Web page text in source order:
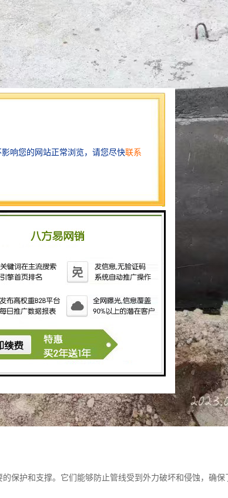
保护和支撑。它们能够防止管线受到外力破坏和侵蚀，确保